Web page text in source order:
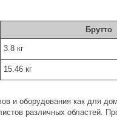
Брутто
3.8 кг
15.46 кг
и оборудования как для
различных областей.